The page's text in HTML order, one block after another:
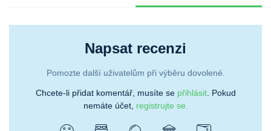
Napsat recenzi
Pomozte další uživatelům při výběru dovolené.
Chcete-li přidat komentář, musíte se přihlásit. Pokud
nemáte účet, registrujte se.